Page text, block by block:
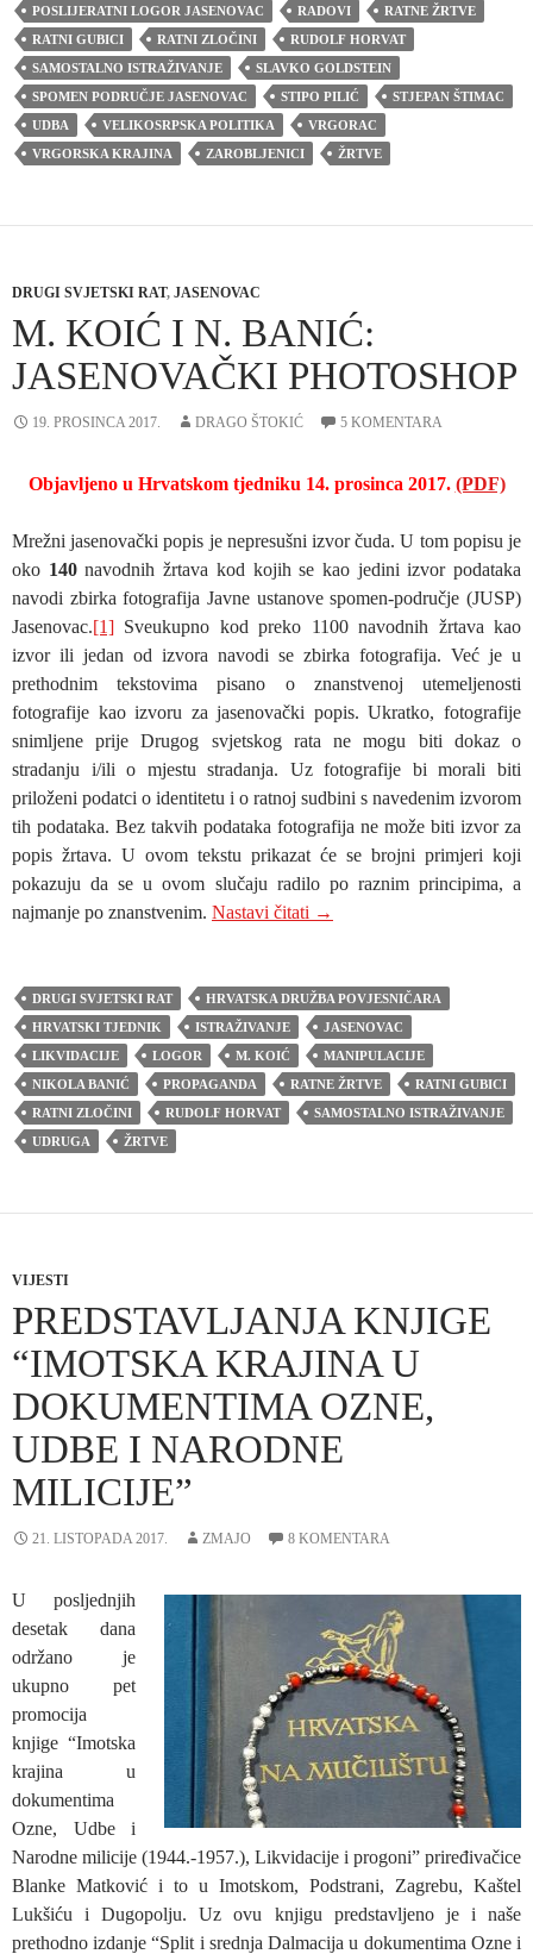
POSLIJERATNI LOGOR JASENOVAC RADOVI
RATNE ŽRTVE
RATNI GUBICI
RATNI ZLOČINI
RUDOLF HORVAT
SAMOSTALNO ISTRAŽIVANJE
SLAVKO GOLDSTEIN
SPOMEN PODRUČJE JASENOVAC
STIPO PILIĆ
STJEPAN ŠTIMAC
UDBA
VELIKOSRPSKA POLITIKA
VRGORAC
VRGORSKA KRAJINA
ZAROBLJENICI ŽRTVE
DRUGI SVJETSKI RAT, JASENOVAC
M. KOIĆ I N. BANIĆ:
JASENOVAČKI PHOTOSHOP
19. PROSINCA 2017. DRAGO ŠTOKIĆ 5 KOMENTARA
Objavljeno u Hrvatskom tjedniku 14. prosinca 2017. (PDF)
Mrežni jasenovački popis je nepresušni izvor čuda. U tom popisu je
oko 140navodnih žrtava kod kojih se kao jedini izvor podataka
navodi zbirka fotografija Javne ustanove spomen-područje (JUSP)
Jasenovac.[1] Sveukupno kod preko 1100 navodnih žrtava kao
izvor ili jedan od izvora navodi se zbirka fotografija. Već je u
prethodnim tekstovima pisano o znanstvenoj utemeljenosti
fotografije kao izvoru za jasenovački popis. Ukratko, fotografije
snimljene prije Drugog svjetskog rata ne mogu biti dokaz o
stradanju i/ili o mjestu stradanja. Uz fotografije bi morali biti
priloženi podatci o identitetu i o ratnoj sudbini s navedenim izvorom
tih podataka. Bez takvih podataka fotografija ne može biti izvor za
popis žrtava. U ovom tekstu prikazat će se brojni primjeri koji
pokazuju da se u ovom slučaju radilo po raznim principima, a
najmanje po znanstvenim. Nastavi čitati M. Koić i N. Banić:
→
DRUGI SVJETSKI RAT
HRVATSKA DRUŽBA POVJESNIČARA
HRVATSKI TJEDNIK
ISTRAŽIVANJE
JASENOVAC
LIKVIDACIJE
LOGOR M. KOIĆ
MANIPULACIJE
NIKOLA BANIĆ
PROPAGANDA RATNE ŽRTVE
RATNI GUBICI
RATNI ZLOČINI
RUDOLF HORVAT
SAMOSTALNO ISTRAŽIVANJE
UDRUGA
ŽRTVE
VIJESTI
PREDSTAVLJANJA KNJIGE
“IMOTSKA KRAJINA U
DOKUMENTIMA OZNE,
UDBE I NARODNE
MILICIJE”
21. LISTOPADA 2017. ZMAJO 8 KOMENTARA
U posljednjih
desetak dana
održano je
ukupno pet
promocija
knjige “Imotska
krajina u
dokumentima
Ozne, Udbe i
Narodne milicije (1944.-1957.), Likvidacije i progoni” priređivačice
Blanke Matković i to u Imotskom, Podstrani, Zagrebu, Kaštel
Lukšiću i Dugopolju. Uz ovu knjigu predstavljeno je i naše
prethodno izdanje “Split i srednja Dalmacija u dokumentima Ozne i